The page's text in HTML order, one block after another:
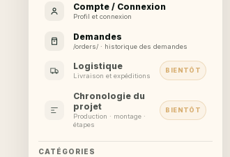
Compte / Connexion
Profil et connexion
Demandes
/orders/ · historique des demandes
Logistique
Livraison et expéditions
BIENTÔT
Chronologie du
projet
Production · montage ·
étapes
BIENTÔT
CATÉGORIES